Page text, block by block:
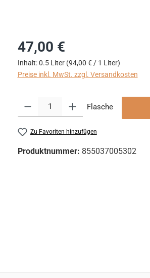
Regulärer Preis:
47,00 €
Inhalt:0.5 Liter (94,00 € / 1 Liter)
Preise inkl. MwSt. zzgl. Versandkosten
Produkt Anzahl: Gib den gewünschten
Flasche
Zu Favoriten hinzufügen
Produktnummer: 855037005302